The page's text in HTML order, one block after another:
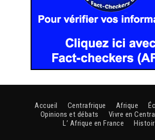
Accueil Centrafrique Afrique
Opinions et débats
Vivre en
L’ Afrique en France